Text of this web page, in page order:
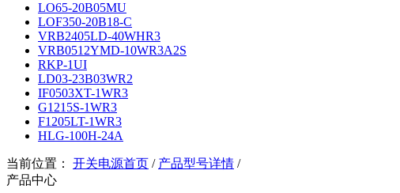
LO65-20B05MU
LOF350-20B18-C
VRB2405LD-40WHR3
VRB0512YMD-10WR3A2S
RKP-1UI
LD03-23B03WR2
IF0503XT-1WR3
G1215S-1WR3
F1205LT-1WR3
HLG-100H-24A
当前位置： 开关电源首页 / 产品型号详情 /
产品中心